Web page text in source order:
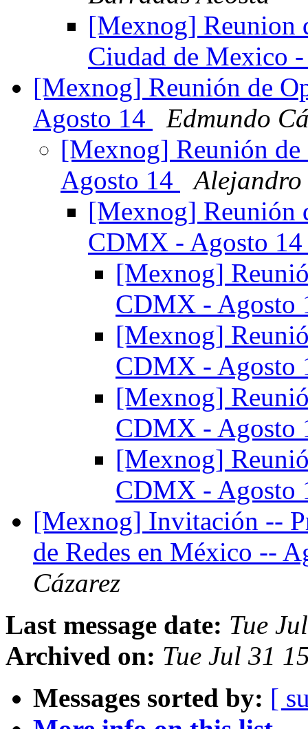
[Mexnog] Reunion
Ciudad de Mexico
[Mexnog] Reunión de
Agosto 14
Edmundo
[Mexnog] Reunión de
Agosto 14
[Mexnog] Reunión
CDMX - Agosto
[Mexnog]
CDMX - Agosto
[Mexnog]
CDMX - Agosto
[Mexnog]
CDMX - Agosto
[Mexnog]
CDMX - Agosto
[Mexnog] Invitación --
de Redes en México --
Cázarez
Last message date: Tue
Archived on: Tue Jul 31
Messages sorted by: [